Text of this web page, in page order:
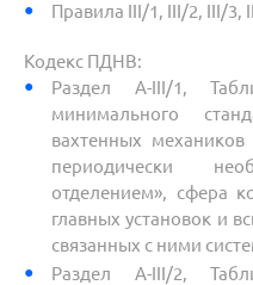
Правила III/1, III/2, III/3,
Кодекс ПДНВ:
Раздел A-III/1,
минимального
вахтенных
периодически
отделением», сфера
главных установок и
связанных с ними
Раздел A-III/2,